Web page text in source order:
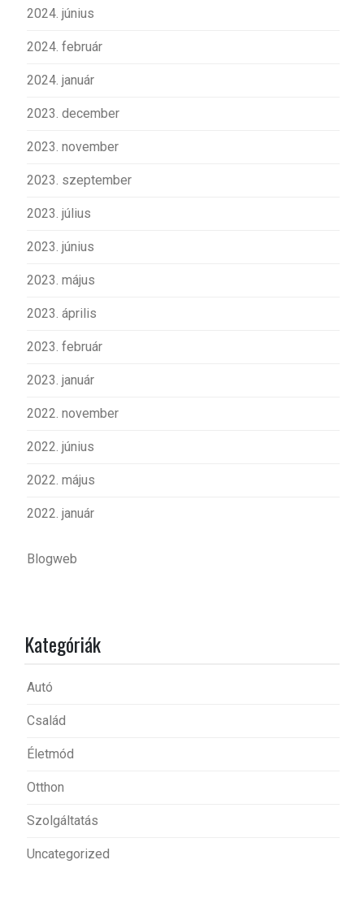
2024. június
2024. február
2024. január
2023. december
2023. november
2023. szeptember
2023. július
2023. június
2023. május
2023. április
2023. február
2023. január
2022. november
2022. június
2022. május
2022. január
Blogweb
Kategóriák
Autó
Család
Életmód
Otthon
Szolgáltatás
Uncategorized